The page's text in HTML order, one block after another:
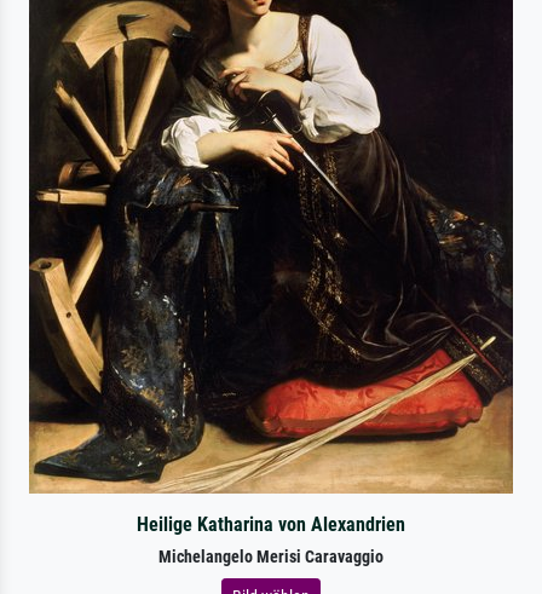
Heilige Katharina von Alexandrien
Michelangelo Merisi Caravaggio